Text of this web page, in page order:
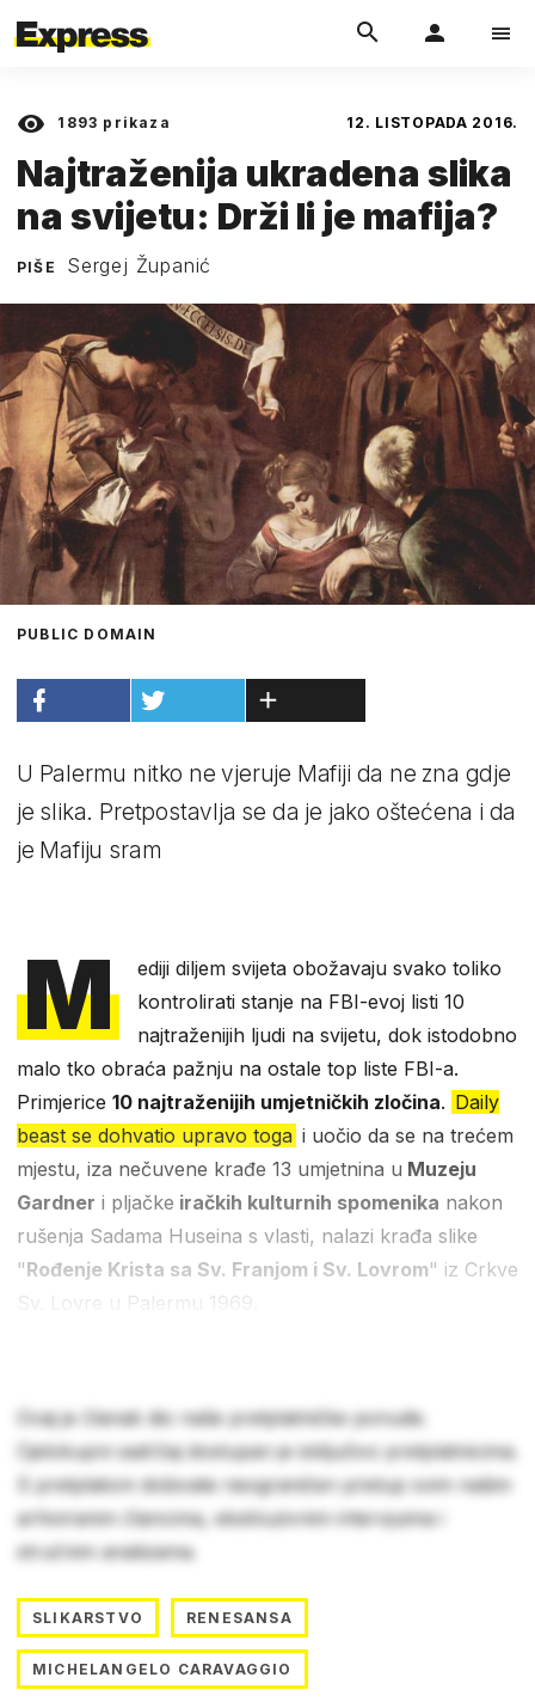
1893 prikaza 12. LISTOPADA 2016.
Najtraženija ukradena slika
na svijetu: Drži li je mafija?
PIŠE Sergej Županić
PUBLIC DOMAIN
U Palermu nitko ne vjeruje Mafiji da ne zna gdje
je slika. Pretpostavlja se da je jako oštećena i da
je Mafiju sram
M
ediji diljem svijeta obožavaju svako toliko
kontrolirati stanje na FBI-evoj listi 10
najtraženijih ljudi na svijetu, dok istodobno
malo tko obraća pažnju na ostale top liste FBI-a.
Primjerice 10 najtraženijih umjetničkih zločina. Daily
beast se dohvatio upravo toga i uočio da se na trećem
mjestu, iza nečuvene krađe 13 umjetnina u Muzeju
Gardner i pljačke iračkih kulturnih spomenika nakon
rušenja Sadama Huseina s vlasti, nalazi krađa slike
"Rođenje Krista sa Sv. Franjom i Sv. Lovrom" iz Crkve
Sv. Lovre u Palermu 1969.
Ovaj je članak dio naše pretplatničke ponude.
Cjelokupni sadržaj dostupan je isključivo pretplatnicima.
S pretplatom dobivate neograničen pristup svim našim
arhiviranim člancima, ekskluzivnim intervjuima i
stručnim analizama.
SLIKARSTVO RENESANSA
MICHELANGELO CARAVAGGIO